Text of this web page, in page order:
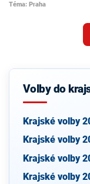
Téma: Praha
Volby do
Krajské volby
Krajské volby
Krajské volby
Krajské volby